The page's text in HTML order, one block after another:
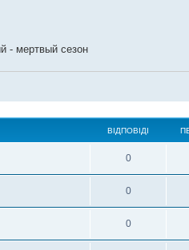
- мертвый сезон
ВІДПОВІДІ
0
0
0